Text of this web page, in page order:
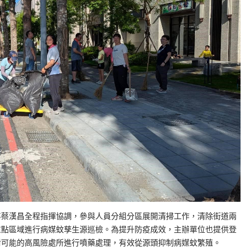
漢昌全程指揮協調，參與人員分組分區展開清掃工作，清除街道兩
區域進行病媒蚊孳生源巡檢。為提升防疫成效，主辦單位也提供登
能的高風險處所進行噴藥處理，有效從源頭抑制病媒蚊繁殖。